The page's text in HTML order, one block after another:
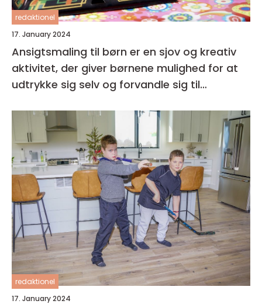
redaktionel
17. January 2024
Ansigtsmaling til børn er en sjov og kreativ
aktivitet, der giver børnene mulighed for at
udtrykke sig selv og forvandle sig til
redaktionel
17. January 2024